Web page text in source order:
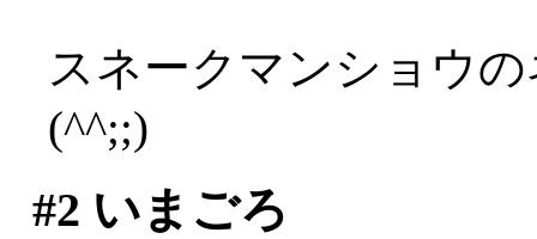
スネークマンショウ
(^^;;)
#2 いまごろ